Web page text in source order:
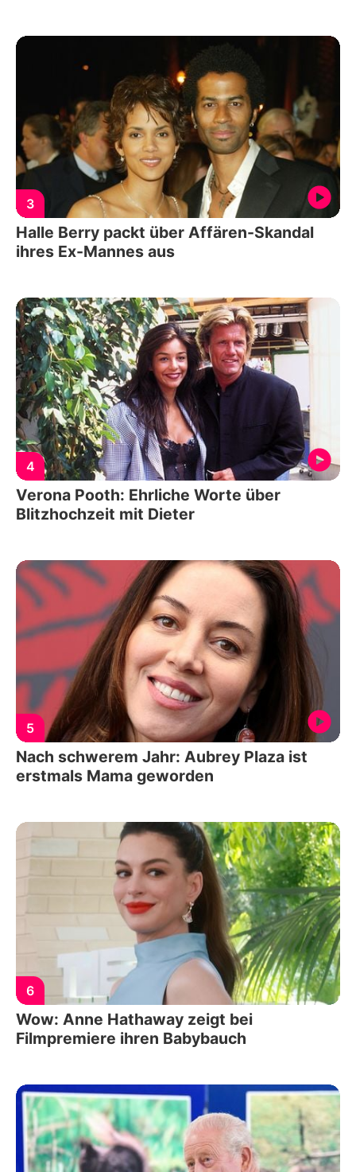
3
Halle Berry packt über Affären-Skandal
ihres Ex-Mannes aus
4
Verona Pooth: Ehrliche Worte über
Blitzhochzeit mit Dieter
5
Nach schwerem Jahr: Aubrey Plaza ist
erstmals Mama geworden
6
Wow: Anne Hathaway zeigt bei
Filmpremiere ihren Babybauch